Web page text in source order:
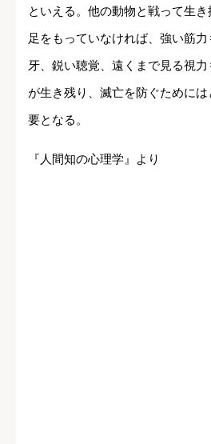
といえる。他の動物と戦って生
足をもっていなければ、強い筋
牙、鋭い聴覚、遠くまで見る視
が生き残り、滅亡を防ぐために
要となる。
『人間知の心理学』より